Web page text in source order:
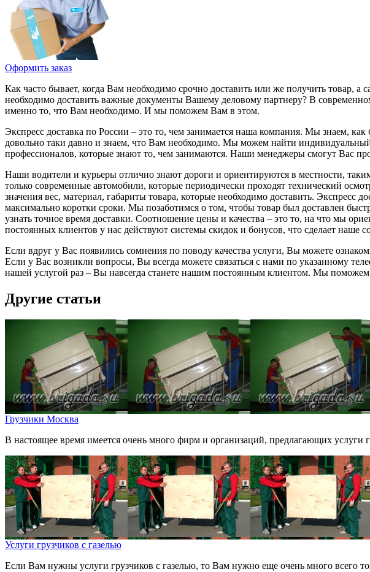
Оформить заказ
Как часто бывает, когда Вам необходимо срочно доставить или же получить товар,
необходимо доставить важные документы Вашему деловому партнеру? В
именно то, что Вам необходимо. И мы поможем Вам в этом.
Экспресс доставка по России – это то, чем занимается наша компания. Мы знаем,
довольно таки давно и знаем, что Вам необходимо. Мы можем найти
профессионалов, которые знают то, чем занимаются. Наши менеджеры смогут Вас
Наши водители и курьеры отлично знают дороги и ориентируются в местности,
только современные автомобили, которые периодически проходят технический
значения вес, материал, габариты товара, которые необходимо доставить. Экспресс
максимально коротки сроки. Мы позаботимся о том, чтобы товар был доставлен
узнать точное время доставки. Соотношение цены и качества – это то, на что мы
постоянных клиентов у нас действуют системы скидок и бонусов, что сделает наше
Если вдруг у Вас появились сомнения по поводу качества услуги, Вы можете
Если у Вас возникли вопросы, Вы всегда можете связаться с нами по указанному
нашей услугой раз – Вы навсегда станете нашим постоянным клиентом. Мы поможем
Другие статьи
Грузчики Москва
В настоящее время имеется очень много фирм и организаций, предлагающих
Услуги грузчиков с газелью
Если Вам нужны услуги грузчиков с газелью, то Вам нужно еще очень много всего